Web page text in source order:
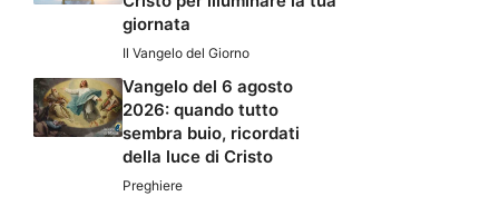
giornata
Il Vangelo del Giorno
Vangelo del 6 agosto
2026: quando tutto
sembra buio, ricordati
della luce di Cristo
Preghiere